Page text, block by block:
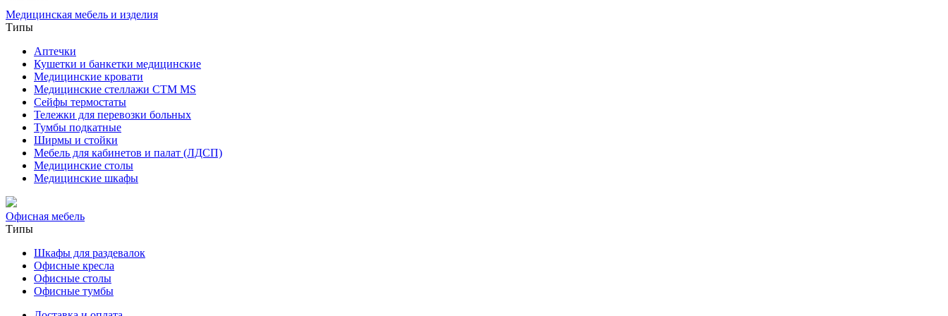
Медицинская мебель и изделия
Типы
Аптечки
Кушетки и банкетки медицинские
Медицинские кровати
Медицинские стеллажи CTM MS
Сейфы термостаты
Тележки для перевозки больных
Тумбы подкатные
Ширмы и стойки
Мебель для кабинетов и палат (ЛДСП)
Медицинские столы
Медицинские шкафы
Офисная мебель
Типы
Шкафы для раздевалок
Офисные кресла
Офисные столы
Офисные тумбы